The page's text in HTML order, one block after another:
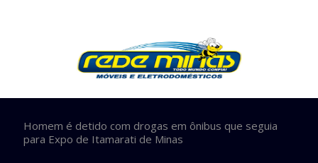
Homem é detido com drogas em ônibus que seguia
para Expo de Itamarati de Minas